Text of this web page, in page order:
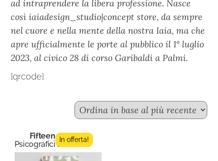
ad intraprendere la libera professione. Nasce
così iaiadesign_studio|concept store, da sempre
nel cuore e nella mente della nostra Iaia, ma che
apre ufficialmente le porte al pubblico il 1° luglio
2023, al civico 28 di corso Garibaldi a Palmi.
[qrcode]
Fifteen n.7
Psicografici Editore
In offerta!